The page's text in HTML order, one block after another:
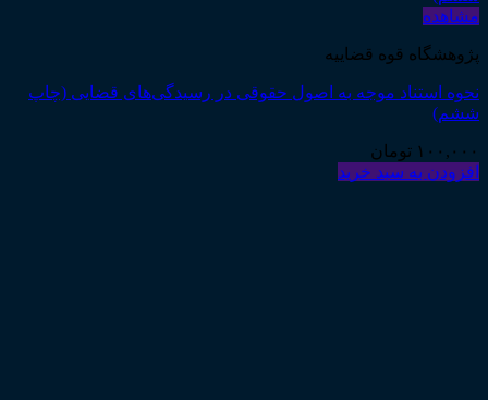
مشاهده
پژوهشگاه قوه قضاییه
نحوه استناد موجه به اصول حقوقی در رسیدگی‌های قضایی (چاپ
ششم)
۱۰۰,۰۰۰ تومان
افزودن به سبد خرید